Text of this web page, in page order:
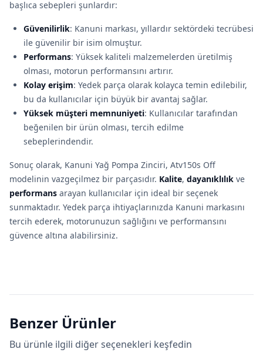
başlıca sebepleri şunlardır:
Güvenilirlik: Kanuni markası, yıllardır sektördeki tecrübesi
ile güvenilir bir isim olmuştur.
Performans: Yüksek kaliteli malzemelerden üretilmiş
olması, motorun performansını artırır.
Kolay erişim: Yedek parça olarak kolayca temin edilebilir,
bu da kullanıcılar için büyük bir avantaj sağlar.
Yüksek müşteri memnuniyeti: Kullanıcılar tarafından
beğenilen bir ürün olması, tercih edilme
sebeplerindendir.
Sonuç olarak, Kanuni Yağ Pompa Zinciri, Atv150s Off
modelinin vazgeçilmez bir parçasıdır. Kalite, dayanıklılık ve
performans arayan kullanıcılar için ideal bir seçenek
sunmaktadır. Yedek parça ihtiyaçlarınızda Kanuni markasını
tercih ederek, motorunuzun sağlığını ve performansını
güvence altına alabilirsiniz.
Benzer Ürünler
Bu ürünle ilgili diğer seçenekleri keşfedin